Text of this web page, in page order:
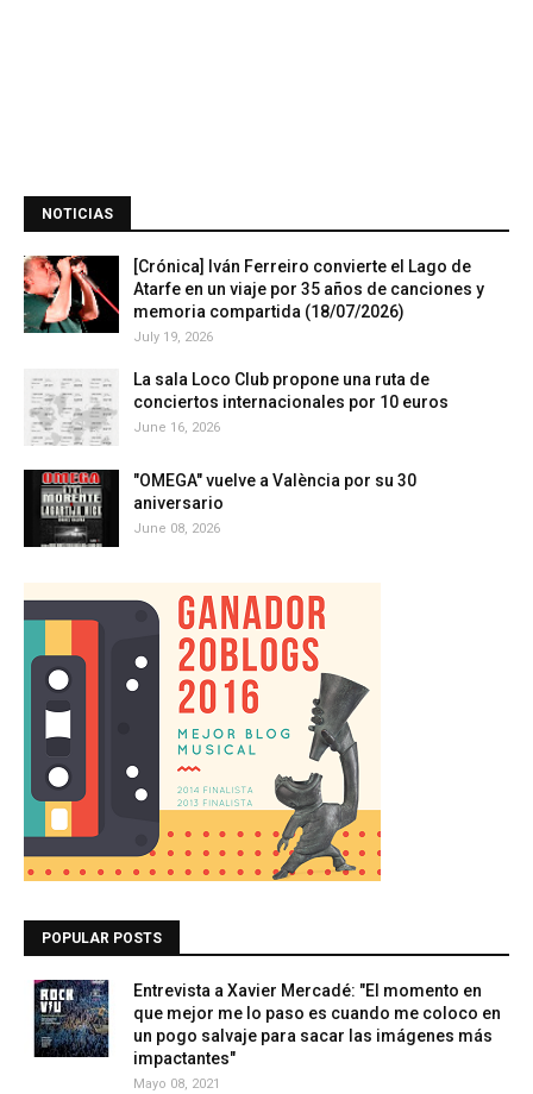
NOTICIAS
[Crónica] Iván Ferreiro convierte el Lago de
Atarfe en un viaje por 35 años de canciones y
memoria compartida (18/07/2026)
July 19, 2026
La sala Loco Club propone una ruta de
conciertos internacionales por 10 euros
June 16, 2026
"OMEGA" vuelve a València por su 30
aniversario
June 08, 2026
POPULAR POSTS
Entrevista a Xavier Mercadé: "El momento en
que mejor me lo paso es cuando me coloco en
un pogo salvaje para sacar las imágenes más
impactantes"
Mayo 08, 2021